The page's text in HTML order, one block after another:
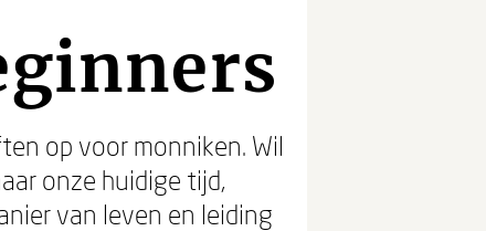
op voor monniken. Wil
onze huidige tijd,
van leven en leiding